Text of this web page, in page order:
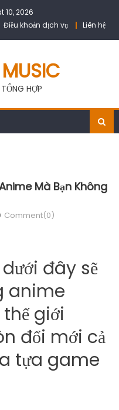
10, 2026
Điều khoản dịch vụ Liên hệ
HỢP
Mà Bạn Không
Comment(0)
đây sẽ
anime
giới
đổi mới cả
tựa game